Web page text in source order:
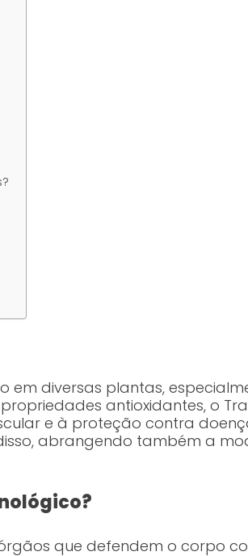
diversas plantas,
antioxidantes, o
e à proteção contra
abrangendo também a
que defendem o corpo